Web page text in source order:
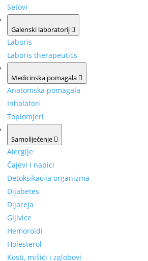
Setovi
Galenski laboratorij
Laboris
Laboris therapeutics
Medicinska pomagala
Anatomska pomagala
Inhalatori
Toplomjeri
Samoliječenje
Alergije
Čajevi i napici
Detoksikacija organizma
Dijabetes
Dijareja
Gljivice
Hemoroidi
Holesterol
Kosti, mišići i zglobovi